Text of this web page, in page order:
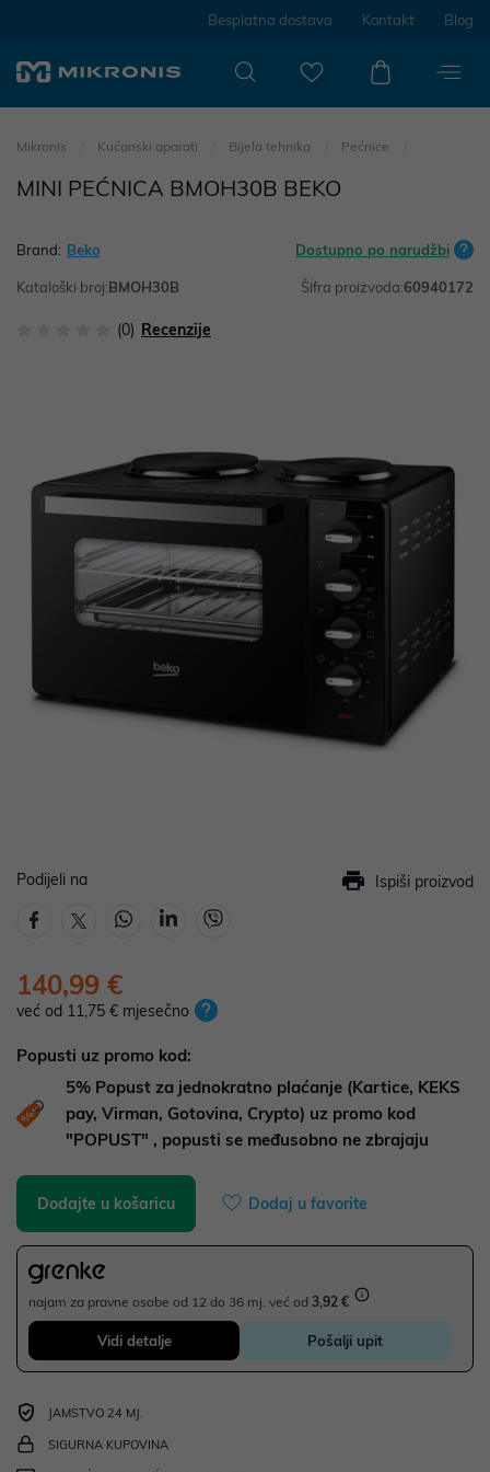
Besplatna dostava Kontakt Blog
Mikronis Kućanski aparati Bijela tehnika Pećnice
MINI PEĆNICA BMOH30B BEKO
Brand: Beko Dostupno po narudžbi
Kataloški broj:BMOH30B Šifra proizvoda:60940172
(0) Recenzije
Podijeli na Ispiši proizvod
140,99 €
već od 11,75 € mjesečno
Popusti uz promo kod:
5% Popust za jednokratno plaćanje (Kartice, KEKS
pay, Virman, Gotovina, Crypto) uz promo kod
"POPUST" , popusti se međusobno ne zbrajaju
Dodajte u košaricu Dodaj u favorite
najam za pravne osobe od 12 do 36 mj. već od 3,92 €
Vidi detalje Pošalji upit
JAMSTVO 24 MJ.
SIGURNA KUPOVINA